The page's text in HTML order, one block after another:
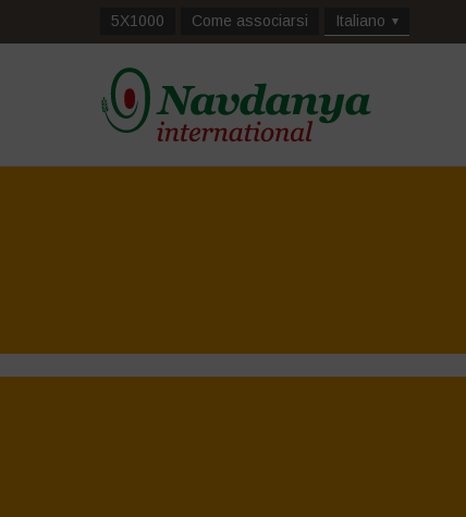
5X1000 Come associarsi Italiano